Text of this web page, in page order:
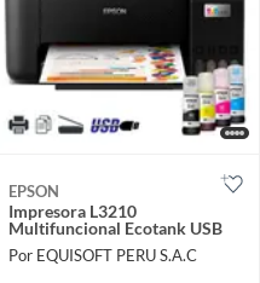
EPSON
Impresora L3210
Multifuncional Ecotank USB
Por EQUISOFT PERU S.A.C